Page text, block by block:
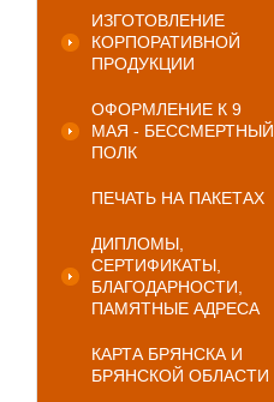
ИЗГОТОВЛЕНИЕ
КОРПОРАТИВНОЙ
ПРОДУКЦИИ
ОФОРМЛЕНИЕ К 9
МАЯ - БЕССМЕРТНЫЙ
ПОЛК
ПЕЧАТЬ НА ПАКЕТАХ
ДИПЛОМЫ,
СЕРТИФИКАТЫ,
БЛАГОДАРНОСТИ,
ПАМЯТНЫЕ АДРЕСА
КАРТА БРЯНСКА И
БРЯНСКОЙ ОБЛАСТИ